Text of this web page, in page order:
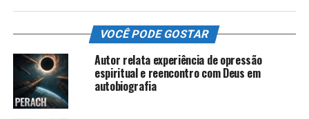
VOCÊ PODE GOSTAR
Autor relata experiência de opressão
espiritual e reencontro com Deus em
autobiografia